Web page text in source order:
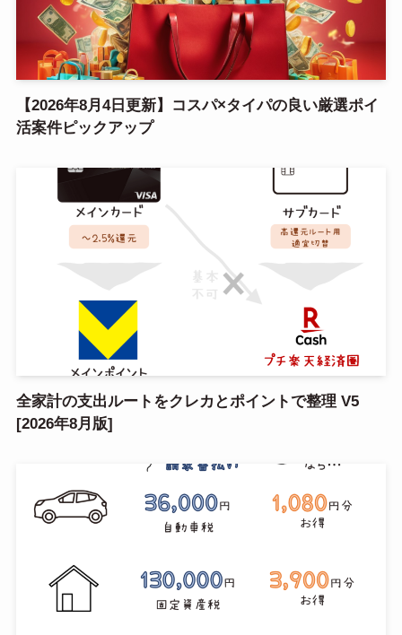
【2026年8月4日更新】コスパ×タイパの良い厳選ポイ
活案件ピックアップ
全家計の支出ルートをクレカとポイントで整理 V5
[2026年8月版]